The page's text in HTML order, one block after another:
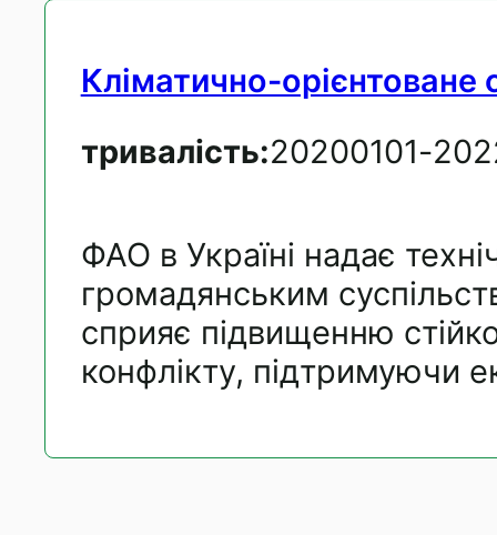
Кліматично-орієнтоване
тривалість:20200101-
ФАО в Україні надає
громадянським
сприяє підвищенню
конфлікту, підтримуючи